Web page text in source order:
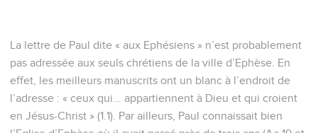
La lettre de Paul dite « aux Ephésiens » n’est probablement
pas adressée aux seuls chrétiens de la ville d’Ephèse. En
effet, les meilleurs manuscrits ont un blanc à l’endroit de
l’adresse : « ceux qui... appartiennent à Dieu et qui croient
en Jésus-Christ » (1.1). Par ailleurs, Paul connaissait bien